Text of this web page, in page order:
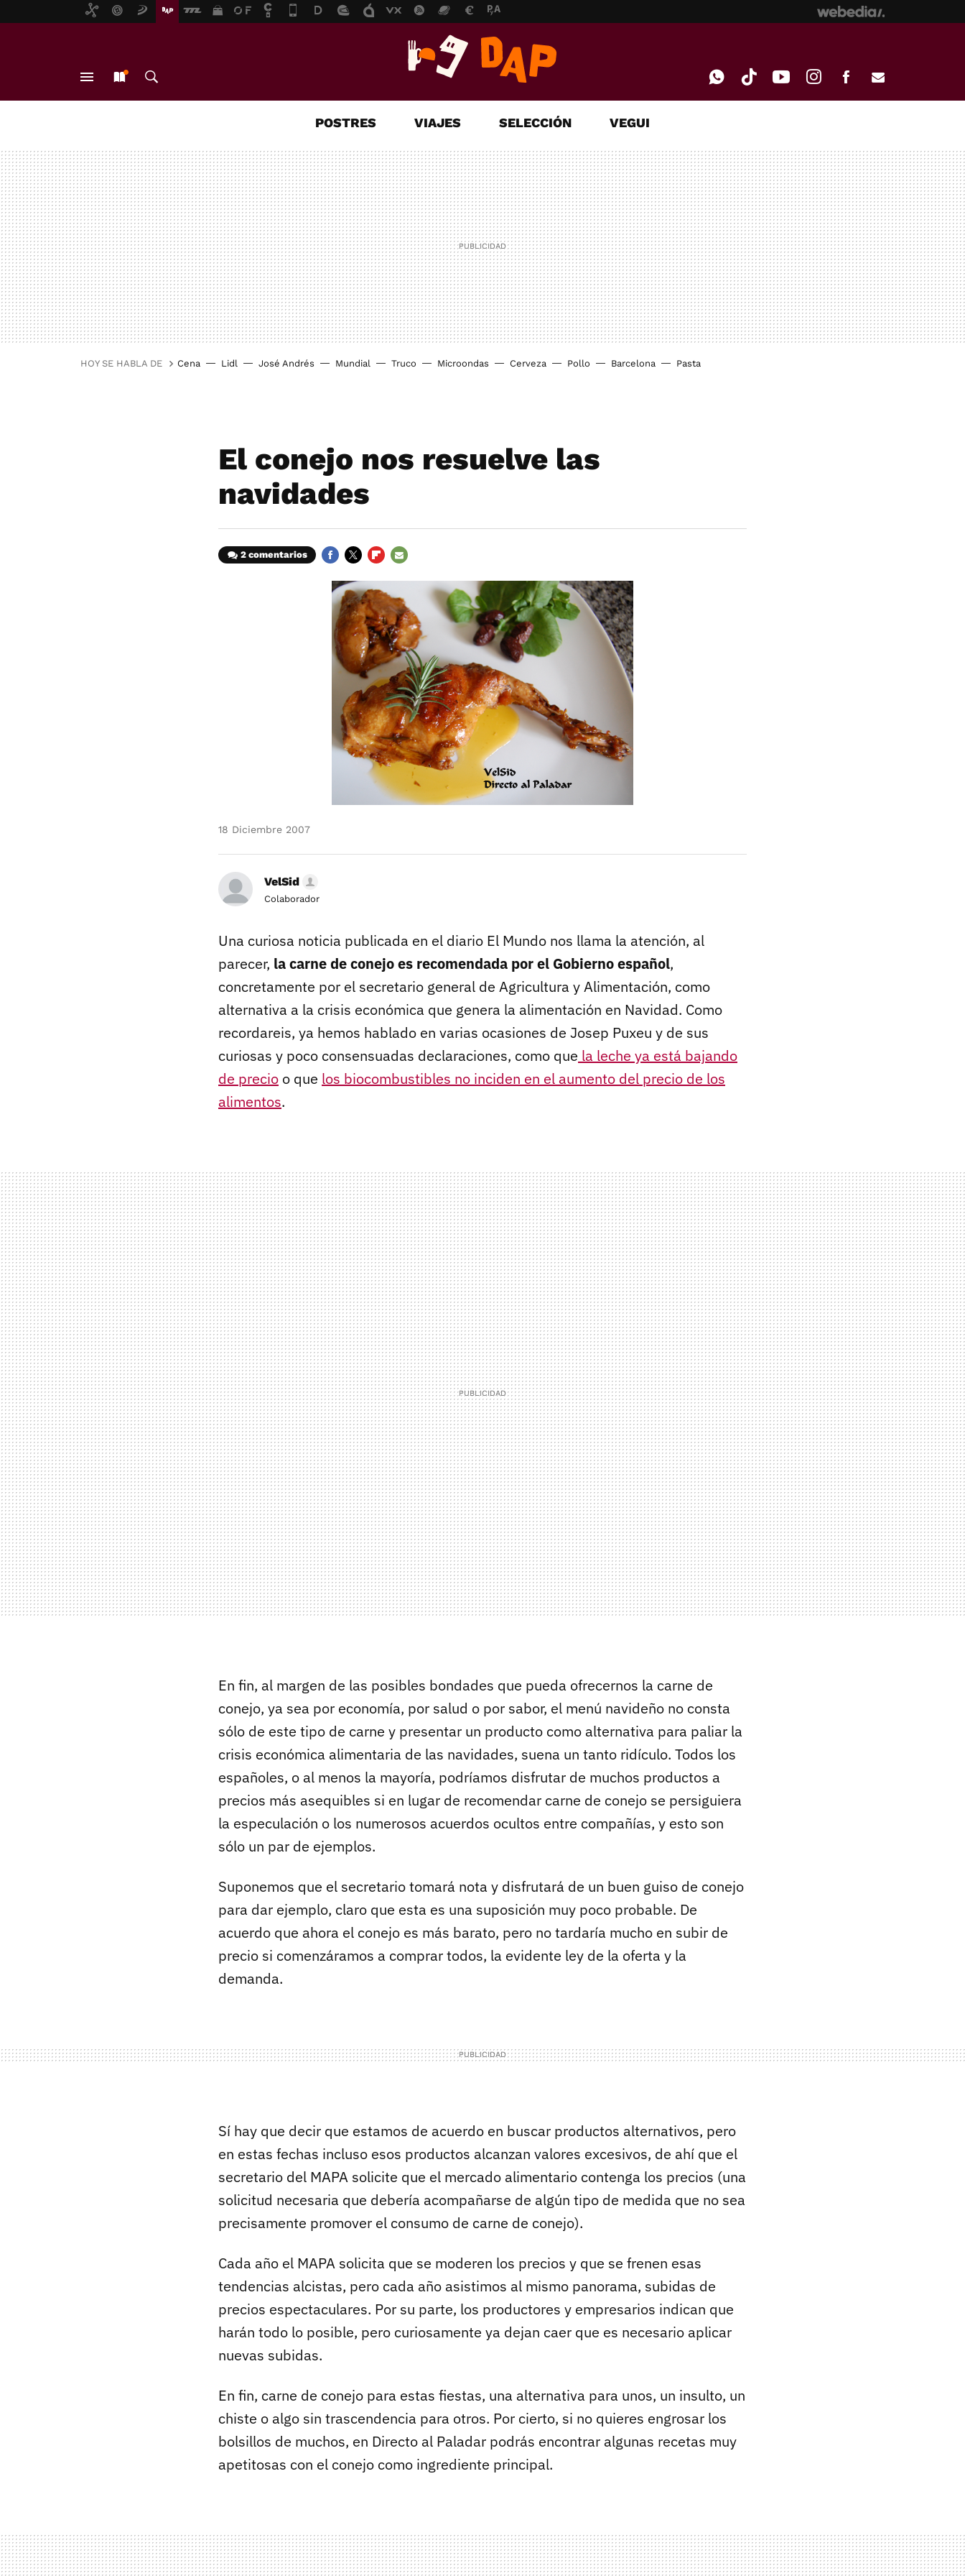
MAIL
POSTRES VIAJES SELECCIÓN VEGUI
HOY SE HABLA DE Cena Lidl José Andrés Mundial Truco Microondas Cerveza Pollo Barcelona Pasta
El conejo nos resuelve las
navidades
2 comentarios
18 Diciembre 2007
VelSid
Colaborador
Una curiosa noticia publicada en el diario El Mundo nos llama la atención, al
parecer, la carne de conejo es recomendada por el Gobierno español,
concretamente por el secretario general de Agricultura y Alimentación, como
alternativa a la crisis económica que genera la alimentación en Navidad. Como
recordareis, ya hemos hablado en varias ocasiones de Josep Puxeu y de sus
curiosas y poco consensuadas declaraciones, como que la leche ya está bajando
de precio o que los biocombustibles no inciden en el aumento del precio de los
alimentos.
En fin, al margen de las posibles bondades que pueda ofrecernos la carne de
conejo, ya sea por economía, por salud o por sabor, el menú navideño no consta
sólo de este tipo de carne y presentar un producto como alternativa para paliar la
crisis económica alimentaria de las navidades, suena un tanto ridículo. Todos los
españoles, o al menos la mayoría, podríamos disfrutar de muchos productos a
precios más asequibles si en lugar de recomendar carne de conejo se persiguiera
la especulación o los numerosos acuerdos ocultos entre compañías, y esto son
sólo un par de ejemplos.
Suponemos que el secretario tomará nota y disfrutará de un buen guiso de conejo
para dar ejemplo, claro que esta es una suposición muy poco probable. De
acuerdo que ahora el conejo es más barato, pero no tardaría mucho en subir de
precio si comenzáramos a comprar todos, la evidente ley de la oferta y la
demanda.
Sí hay que decir que estamos de acuerdo en buscar productos alternativos, pero
en estas fechas incluso esos productos alcanzan valores excesivos, de ahí que el
secretario del MAPA solicite que el mercado alimentario contenga los precios (una
solicitud necesaria que debería acompañarse de algún tipo de medida que no sea
precisamente promover el consumo de carne de conejo).
Cada año el MAPA solicita que se moderen los precios y que se frenen esas
tendencias alcistas, pero cada año asistimos al mismo panorama, subidas de
precios espectaculares. Por su parte, los productores y empresarios indican que
harán todo lo posible, pero curiosamente ya dejan caer que es necesario aplicar
nuevas subidas.
En fin, carne de conejo para estas fiestas, una alternativa para unos, un insulto, un
chiste o algo sin trascendencia para otros. Por cierto, si no quieres engrosar los
bolsillos de muchos, en Directo al Paladar podrás encontrar algunas recetas muy
apetitosas con el conejo como ingrediente principal.